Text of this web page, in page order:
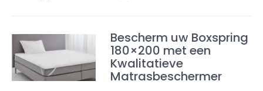
Bescherm uw Boxspring
180×200 met een
Kwalitatieve
Matrasbeschermer